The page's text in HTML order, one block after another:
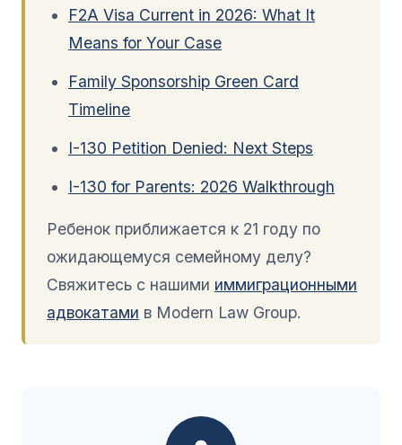
F2A Visa Current in 2026: What It
Means for Your Case
Family Sponsorship Green Card
Timeline
I-130 Petition Denied: Next Steps
I-130 for Parents: 2026 Walkthrough
Ребенок приближается к 21 году по
ожидающемуся семейному делу?
Свяжитесь с нашими иммиграционными
адвокатами в Modern Law Group.